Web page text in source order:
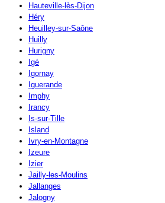
Hauteville-lès-Dijon
Héry
Heuilley-sur-Saône
Huilly
Hurigny
Igé
Igornay
Iguerande
Imphy
Irancy
Is-sur-Tille
Island
Ivry-en-Montagne
Izeure
Izier
Jailly-les-Moulins
Jallanges
Jalogny